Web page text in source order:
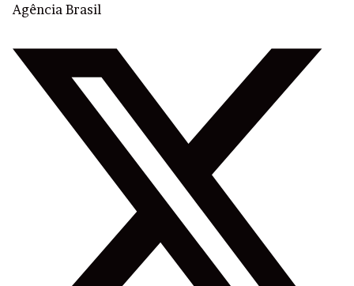
Agência Brasil